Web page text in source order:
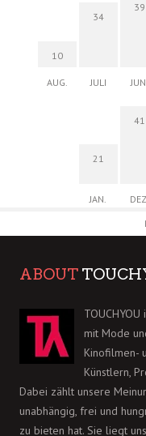
10
AUG.
34
JULI
39
21
JAN.
41
DEZ.
ABOUT
mit Mode
Kinofilmen-
Künstlern,
Dabei zählt unsere
unabhängig, frei und
zu bieten hat. Sie liegt